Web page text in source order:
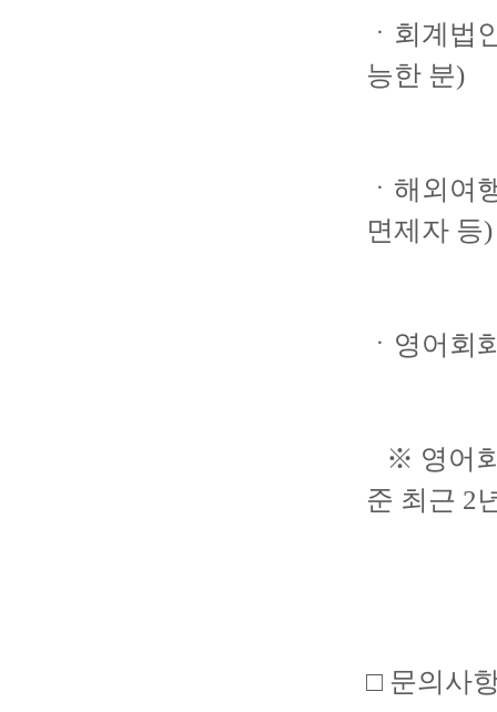
ㆍ회계법
능한 분)
ㆍ해외여
면제자 등)
ㆍ영어회
※ 영어회
준 최근 2
□ 문의사